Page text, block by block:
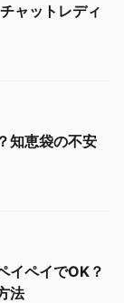
ャットレディ
知恵袋の不安
イペイでOK？
法